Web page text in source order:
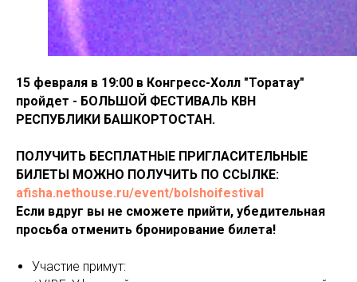
15 февраля в 19:00 в Конгресс-Холл "Торатау"
пройдет - БОЛЬШОЙ ФЕСТИВАЛЬ КВН
РЕСПУБЛИКИ БАШКОРТОСТАН.
ПОЛУЧИТЬ БЕСПЛАТНЫЕ ПРИГЛАСИТЕЛЬНЫЕ
БИЛЕТЫ МОЖНО ПОЛУЧИТЬ ПО ССЫЛКЕ:
afisha.nethouse.ru/event/bolshoifestival
Если вдруг вы не сможете прийти, убедительная
просьба отменить бронирование билета!
Участие примут: